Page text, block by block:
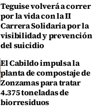
Teguise volverá a correr
por la vida con la II
Carrera Solidaria por la
visibilidad y prevención
del suicidio
El Cabildo impulsa la
planta de compostaje de
Zonzamas para tratar
4.375 toneladas de
biorresiduos